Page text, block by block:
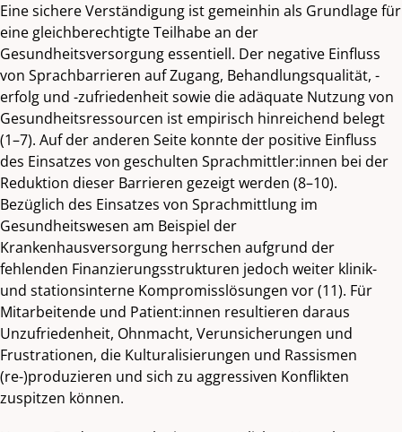
Eine sichere Verständigung ist gemeinhin als Grundlage für
eine gleichberechtigte Teilhabe an der
Gesundheitsversorgung essentiell. Der negative Einfluss
von Sprachbarrieren auf Zugang, Behandlungsqualität, -
erfolg und -zufriedenheit sowie die adäquate Nutzung von
Gesundheitsressourcen ist empirisch hinreichend belegt
(1–7). Auf der anderen Seite konnte der positive Einfluss
des Einsatzes von geschulten Sprachmittler:innen bei der
Reduktion dieser Barrieren gezeigt werden (8–10).
Bezüglich des Einsatzes von Sprachmittlung im
Gesundheitswesen am Beispiel der
Krankenhausversorgung herrschen aufgrund der
fehlenden Finanzierungsstrukturen jedoch weiter klinik-
und stationsinterne Kompromisslösungen vor (11). Für
Mitarbeitende und Patient:innen resultieren daraus
Unzufriedenheit, Ohnmacht, Verunsicherungen und
Frustrationen, die Kulturalisierungen und Rassismen
(re-)produzieren und sich zu aggressiven Konflikten
zuspitzen können.